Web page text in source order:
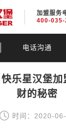
加盟服务
400-035-
电话沟通
快乐星汉堡
财的秘密
时间：2020-